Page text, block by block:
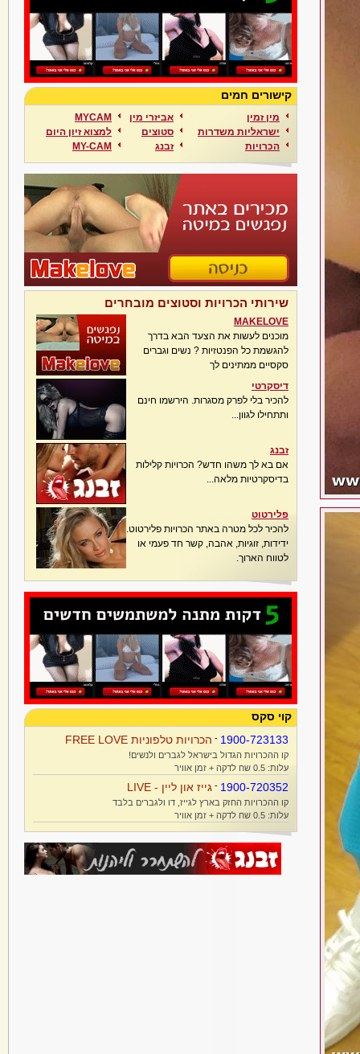
קישורים חמים
מין זמין
ישראליות משדרות
הכרויות
אביזרי מין
סטוצים
זבנג
MYCAM
למצוא זיון היום
MY-CAM
שירותי הכרויות וסטוצים מובחרים
MAKELOVE
מוכנים לעשות את הצעד הבא בדרך
להגשמת כל הפנטזיות ? נשים וגברים
סקסיים ממתינים לך
דיסקרטי
להכיר בלי לפרק מסגרות. הירשמו חינם
ותתחילו לגוון...
זבנג
אם בא לך משהו חדש? הכרויות קלילות
בדיסקרטיות מלאה...
פלירטוט
להכיר לכל מטרה באתר הכרויות פלירטוט.
ידידות, זוגיות, אהבה, קשר חד פעמי או
לטווח הארוך.
קוי סקס
1900-723133
- הכרויות טלפוניות FREE LOVE
קו ההכרויות הגדול בישראל לגברים ולנשים!
עלות: 0.5 שח לדקה + זמן אוויר
1900-720352
- גייז און ליין - LIVE
קו ההכרויות החזק בארץ לגייז, דו ולגברים בלבד
עלות: 0.5 שח לדקה + זמן אוויר